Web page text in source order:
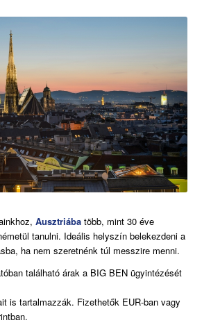
Ausztriába több, mint 30 éve
tanulni. Ideális helyszín belekezdeni a
ha nem szeretnénk túl messzire menni.
található árak a BIG BEN ügyintézését
is tartalmazzák. Fizethetők EUR-ban vagy